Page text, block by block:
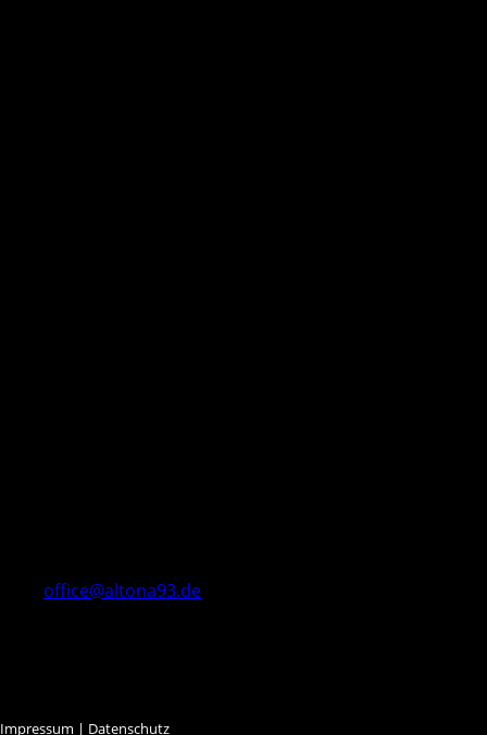
office@altona93.de
Impressum | Datenschutz